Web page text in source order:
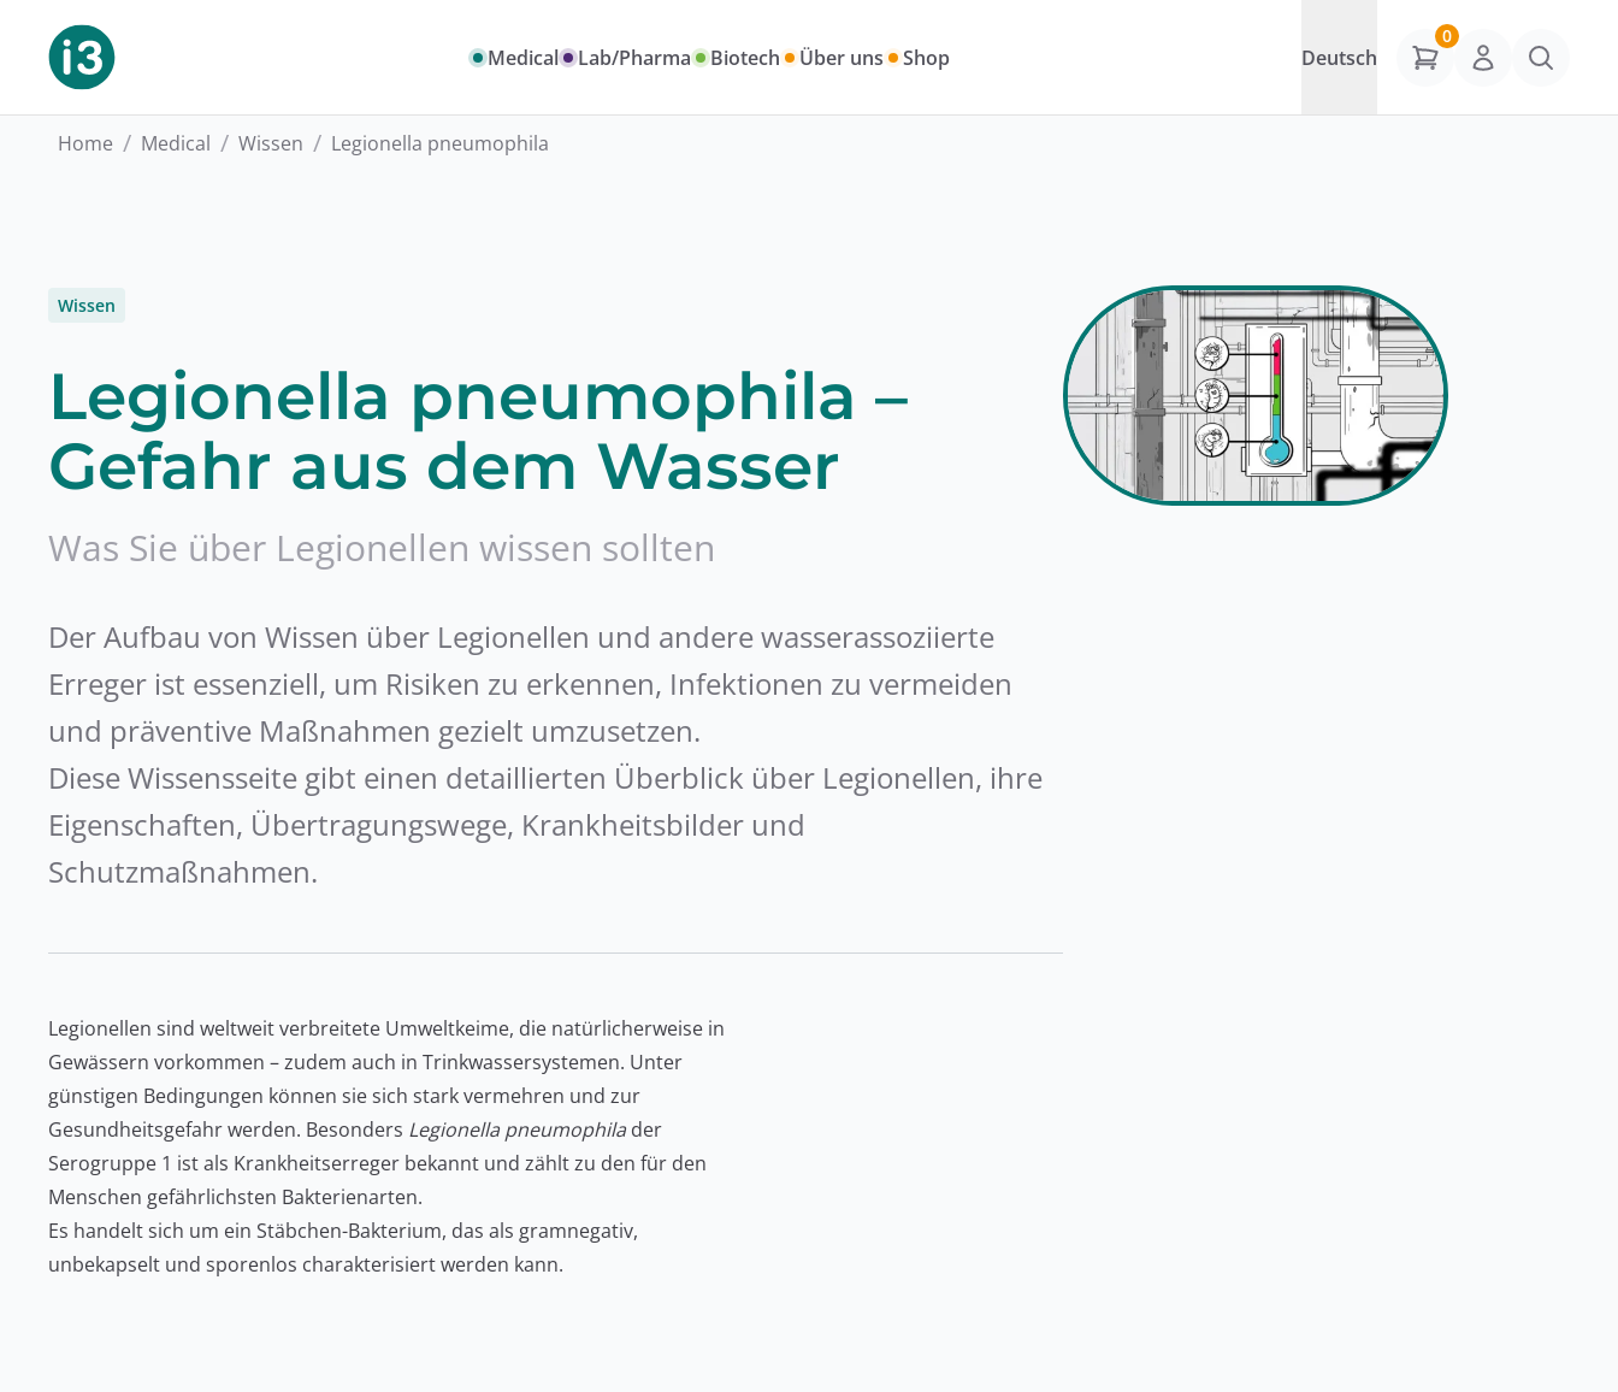
Medical Lab/Pharma Biotech Über uns Shop Deutsch
0
Home / Medical / Wissen / Legionella pneumophila
Wissen
Legionella pneumophila –
Gefahr aus dem Wasser
Was Sie über Legionellen wissen sollten
Der Aufbau von Wissen über Legionellen und andere wasserassoziierte
Erreger ist essenziell, um Risiken zu erkennen, Infektionen zu vermeiden
und präventive Maßnahmen gezielt umzusetzen.
Diese Wissensseite gibt einen detaillierten Überblick über Legionellen, ihre
Eigenschaften, Übertragungswege, Krankheitsbilder und
Schutzmaßnahmen.
Legionellen sind weltweit verbreitete Umweltkeime, die natürlicherweise in
Gewässern vorkommen – zudem auch in Trinkwassersystemen. Unter
günstigen Bedingungen können sie sich stark vermehren und zur
Gesundheitsgefahr werden. Besonders Legionella pneumophila der
Serogruppe 1 ist als Krankheitserreger bekannt und zählt zu den für den
Menschen gefährlichsten Bakterienarten.
Es handelt sich um ein Stäbchen-Bakterium, das als gramnegativ,
unbekapselt und sporenlos charakterisiert werden kann.